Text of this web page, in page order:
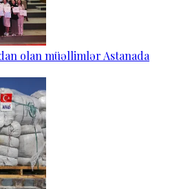
olan müəllimlər Astanada